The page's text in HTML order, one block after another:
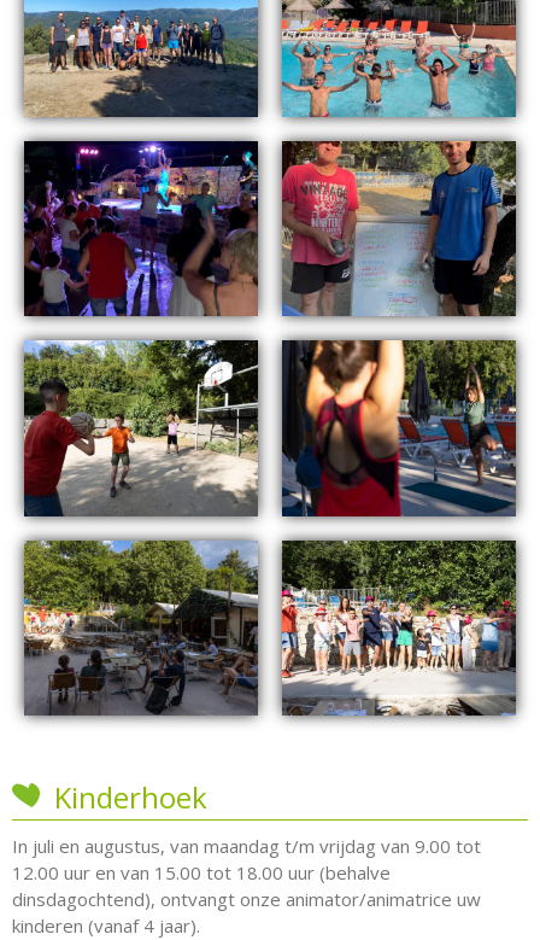
Kinderhoek
In juli en augustus, van maandag t/m vrijdag van 9.00 tot
12.00 uur en van 15.00 tot 18.00 uur (behalve
dinsdagochtend), ontvangt onze animator/animatrice uw
kinderen (vanaf 4 jaar).